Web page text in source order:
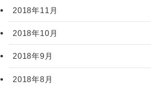
2018年11月
2018年10月
2018年9月
2018年8月